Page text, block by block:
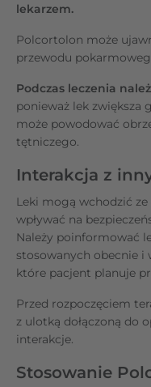
lekarzem.
Polcortolon może
przewodu
Podczas leczenia
ponieważ lek zwiększa
może powodować
tętniczego.
Interakcja z
Leki mogą wchodzić
wpływać na
Należy poinformować
stosowanych obecnie i
które pacjent planuje
Przed rozpoczęciem
z ulotką dołączoną do
interakcje.
Stosowanie